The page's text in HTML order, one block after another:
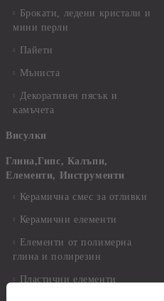
Брокати, ледени кристали и
мини перли
Пайети
Мъниста
Декоративен пясък и
камъчета
Висулки
Глина,Гипс, Калъпи,
Елементи, Инструменти
Керамична смес за отливки
Керамични елементи
Елементи от полимерна
глина и полирезин
Пластични елементи